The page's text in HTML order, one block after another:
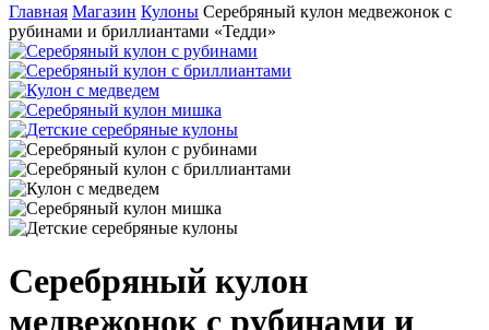
Главная Магазин Кулоны Серебряный кулон медвежонок с
рубинами и бриллиантами «Тедди»
Серебряный кулон
медвежонок с рубинами и